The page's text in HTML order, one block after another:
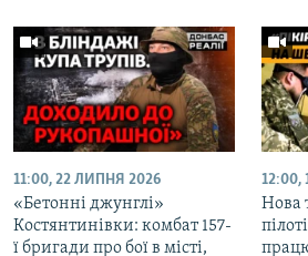
11:00, 22 ЛИПНЯ 2026
«Бетонні джунглі»
Костянтинівки: комбат 157-
ї бригади про бої в місті,
12:00,
Нова